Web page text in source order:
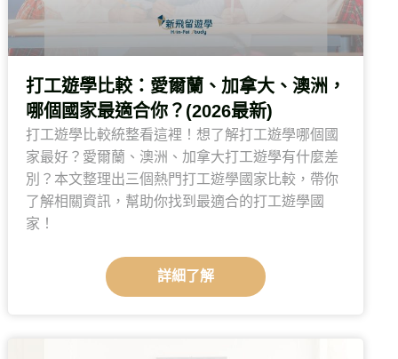
打工遊學比較：愛爾蘭、加拿大、澳洲，
哪個國家最適合你？(2026最新)
打工遊學比較統整看這裡！想了解打工遊學哪個國
家最好？愛爾蘭、澳洲、加拿大打工遊學有什麼差
別？本文整理出三個熱門打工遊學國家比較，帶你
了解相關資訊，幫助你找到最適合的打工遊學國
家！
詳細了解